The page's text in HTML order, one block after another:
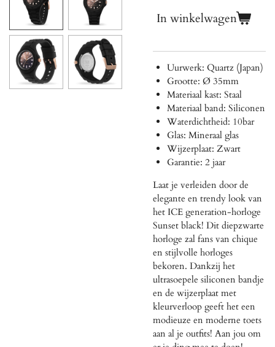
In winkelwagen
Uurwerk: Quartz (Japan)
Grootte: Ø 35mm
Materiaal kast: Staal
Materiaal band: Siliconen
Waterdichtheid: 10bar
Glas: Mineraal glas
Wijzerplaat: Zwart
Garantie: 2 jaar
Laat je verleiden door de
elegante en trendy look van
het ICE generation-horloge
Sunset black! Dit diepzwarte
horloge zal fans van chique
en stijlvolle horloges
bekoren. Dankzij het
ultrasoepele siliconen bandje
en de wijzerplaat met
kleurverloop geeft het een
modieuze en moderne toets
aan al je outfits! Aan jou om